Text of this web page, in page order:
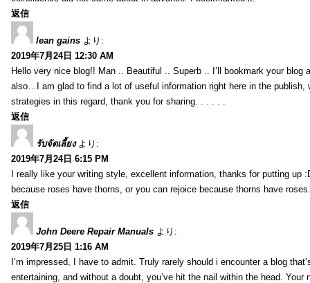
返信
lean gains より:
2019年7月24日 12:30 AM
Hello very nice blog!! Man .. Beautiful .. Superb .. I’ll bookmark your blog
also…I am glad to find a lot of useful information right here in the publish,
strategies in this regard, thank you for sharing. . . . . .
返信
รับจัดเลี้ยง より:
2019年7月24日 6:15 PM
I really like your writing style, excellent information, thanks for putting up
because roses have thorns, or you can rejoice because thorns have
返信
John Deere Repair Manuals より:
2019年7月25日 1:16 AM
I’m impressed, I have to admit. Truly rarely should i encounter a blog
entertaining, and without a doubt, you’ve hit the nail within the head. Your